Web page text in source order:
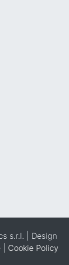
s.r.l. | Design
Cookie Policy